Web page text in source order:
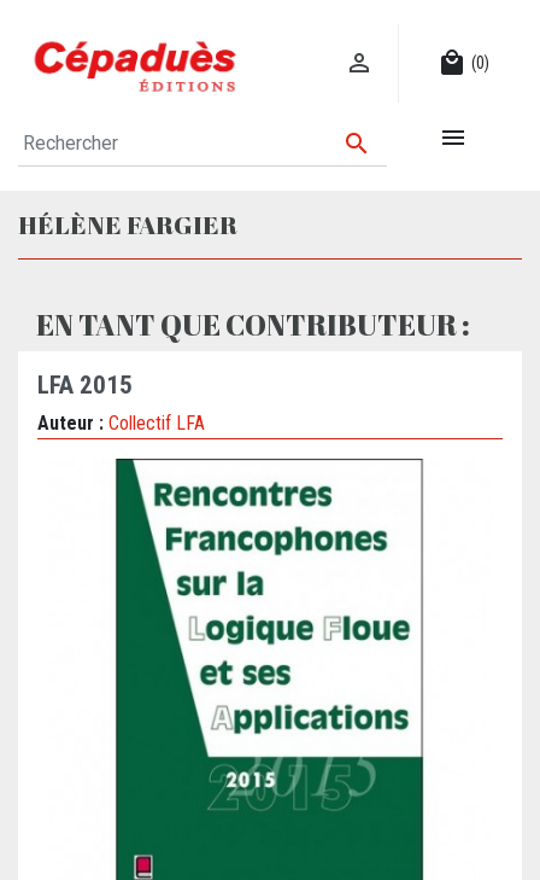
 local_mall (0)
 
HÉLÈNE FARGIER
EN TANT QUE CONTRIBUTEUR :
LFA 2015
Auteur : Collectif LFA